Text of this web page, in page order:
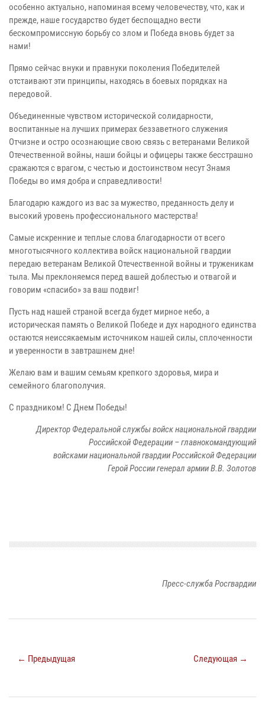
особенно актуально, напоминая всему человечеству, что, как и
прежде, наше государство будет беспощадно вести
бескомпромиссную борьбу со злом и Победа вновь будет за
нами!
Прямо сейчас внуки и правнуки поколения Победителей
отстаивают эти принципы, находясь в боевых порядках на
передовой.
Объединенные чувством исторической солидарности,
воспитанные на лучших примерах беззаветного служения
Отчизне и остро осознающие свою связь с ветеранами Великой
Отечественной войны, наши бойцы и офицеры также бесстрашно
сражаются с врагом, с честью и достоинством несут Знамя
Победы во имя добра и справедливости!
Благодарю каждого из вас за мужество, преданность делу и
высокий уровень профессионального мастерства!
Самые искренние и теплые слова благодарности от всего
многотысячного коллектива войск национальной гвардии
передаю ветеранам Великой Отечественной войны и труженикам
тыла. Мы преклоняемся перед вашей доблестью и отвагой и
говорим «спасибо» за ваш подвиг!
Пусть над нашей страной всегда будет мирное небо, а
историческая память о Великой Победе и дух народного единства
остаются неиссякаемым источником нашей силы, сплоченности
и уверенности в завтрашнем дне!
Желаю вам и вашим семьям крепкого здоровья, мира и
семейного благополучия.
С праздником! С Днем Победы!
Директор Федеральной службы войск национальной гвардии
Российской Федерации – главнокомандующий
войсками национальной гвардии Российской Федерации
Герой России генерал армии В.В. Золотов
Пресс-служба Росгвардии
← Предыдущая Следующая →